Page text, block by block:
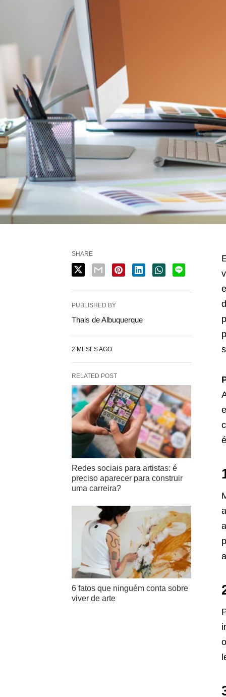
SHARE
PUBLISHED BY
Thais de Albuquerque
2 MESES AGO
RELATED POST
Redes sociais para artistas: é
preciso aparecer para construir
uma carreira?
6 fatos que ninguém conta sobre
viver de arte